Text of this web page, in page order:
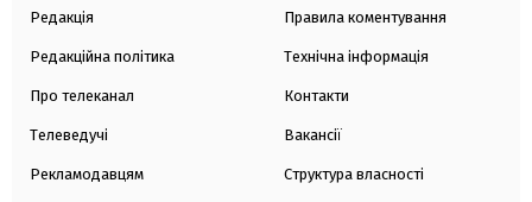
Редакція
Редакційна політика
Про телеканал
Телеведучі
Рекламодавцям
Правила коментування
Технічна інформація
Контакти
Вакансії
Структура власності